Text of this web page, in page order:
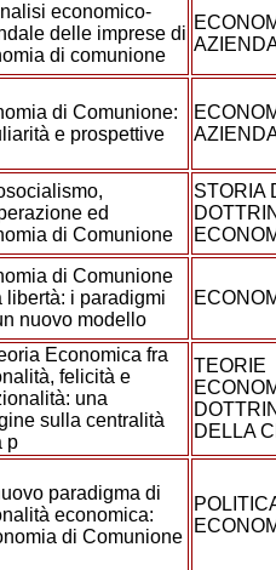
economico-
delle imprese di
di comunione
di Comunione:
e prospettive
ed
di Comunione
STORIA
di Comunione
libertà: i paradigmi
nuovo modello
Economica fra
felicità e
una
sulla centralità
p
TEORIE
DELLA
paradigma di
economica:
di Comunione